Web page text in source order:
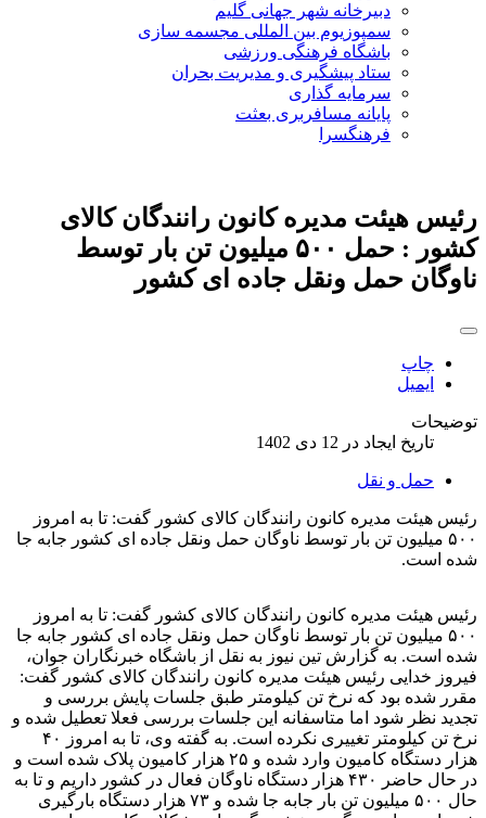
دبیرخانه شهر جهانی گلیم
سمپوزیوم بین المللی مجسمه سازی
باشگاه فرهنگی ورزشی
ستاد پیشگیری و مدیریت بحران
سرمایه گذاری
پایانه مسافربری بعثت
فرهنگسرا
رئیس هیئت مدیره کانون رانندگان کالای
کشور : حمل ۵۰۰ میلیون تن بار توسط
ناوگان حمل‌ ونقل جاده‌ ای کشور
چاپ
ایمیل
توضیحات
تاریخ ایجاد در 12 دی 1402
حمل و نقل
رئیس هیئت مدیره کانون رانندگان کالای کشور گفت: تا به امروز
۵۰۰ میلیون تن بار توسط ناوگان حمل ونقل جاده ای کشور جابه جا
شده است.
رئیس هیئت مدیره کانون رانندگان کالای کشور گفت: تا به امروز
۵۰۰ میلیون تن بار توسط ناوگان حمل ونقل جاده ای کشور جابه جا
شده است. به گزارش تین نیوز به نقل از باشگاه خبرنگاران جوان،
فیروز خدایی رئیس هیئت مدیره کانون رانندگان کالای کشور گفت:
مقرر شده بود که نرخ تن کیلومتر طبق جلسات پایش بررسی و
تجدید نظر شود اما متاسفانه این جلسات بررسی فعلا تعطیل شده و
نرخ تن کیلومتر تغییری نکرده است.
به گفته وی، تا به امروز ۴۰
هزار دستگاه کامیون وارد شده و ۲۵ هزار کامیون پلاک شده است و
در حال حاضر ۴۳۰ هزار دستگاه ناوگان فعال در کشور داریم و تا به
حال ۵۰۰ میلیون تن بار جابه جا شده و ۷۳ هزار دستگاه بارگیری